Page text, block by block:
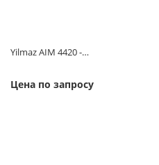
Yilmaz AIM 4420 -…
Цена по запросу